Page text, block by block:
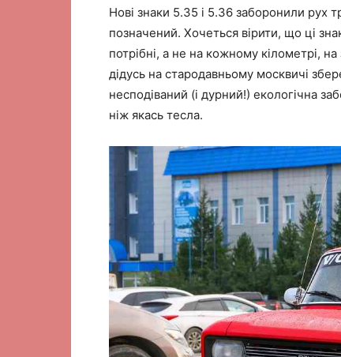
Нові знаки 5.35 і 5.36 заборонили рух
позначений. Хочеться вірити, що ці
потрібні, а не на кожному кілометрі,
дідусь на стародавньому москвичі
несподіваний (і дурний!) екологічна
ніж якась тесла.